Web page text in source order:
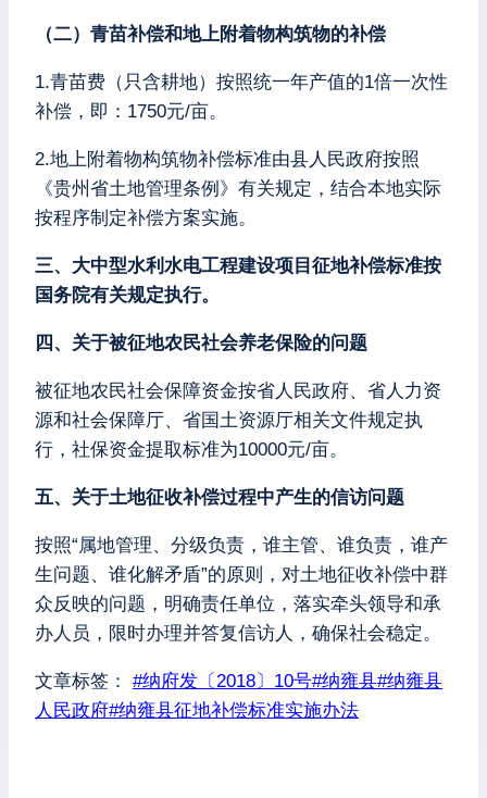
（二）青苗补偿和地上附着物构筑物的补偿
1.青苗费（只含耕地）按照统一年产值的1倍一次性
补偿，即：1750元/亩。
2.地上附着物构筑物补偿标准由县人民政府按照
《贵州省土地管理条例》有关规定，结合本地实际
按程序制定补偿方案实施。
三、大中型水利水电工程建设项目征地补偿标准按
国务院有关规定执行。
四、关于被征地农民社会养老保险的问题
被征地农民社会保障资金按省人民政府、省人力资
源和社会保障厅、省国土资源厅相关文件规定执
行，社保资金提取标准为10000元/亩。
五、关于土地征收补偿过程中产生的信访问题
按照“属地管理、分级负责，谁主管、谁负责，谁产
生问题、谁化解矛盾”的原则，对土地征收补偿中群
众反映的问题，明确责任单位，落实牵头领导和承
办人员，限时办理并答复信访人，确保社会稳定。
文章标签： #纳府发〔2018〕10号#纳雍县#纳雍县
人民政府#纳雍县征地补偿标准实施办法